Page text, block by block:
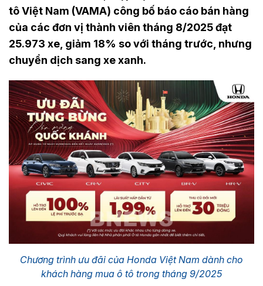
tô Việt Nam (VAMA) công bố báo cáo bán hàng
của các đơn vị thành viên tháng 8/2025 đạt
25.973 xe, giảm 18% so với tháng trước, nhưng
chuyển dịch sang xe xanh.
Chương trình ưu đãi của Honda Việt Nam dành cho
khách hàng mua ô tô trong tháng 9/2025